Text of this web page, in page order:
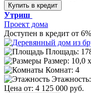
Купить в кредит
Утриш
Проект дома
Доступен в кредит от 6%
Площадь:
Размер: 10,0
Комнат: 4
Цена от: 4 125 000 руб.